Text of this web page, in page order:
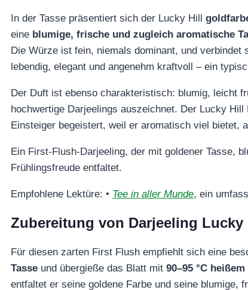
In der Tasse präsentiert sich der Lucky Hill
eine blumige, frische und zugleich aromatische
Die Würze ist fein, niemals dominant, und
lebendig, elegant und angenehm kraftvoll – ein
Der Duft ist ebenso charakteristisch: blumig, leicht
hochwertige Darjeelings auszeichnet. Der Lucky
Einsteiger begeistert, weil er aromatisch viel bietet,
Ein First‑Flush‑Darjeeling, der mit goldener Tasse,
Frühlingsfreude entfaltet.
Empfohlene Lektüre: • Tee in aller Munde, ein
Zubereitung von Darjeeling Lucky
Für diesen zarten First Flush empfiehlt sich eine
Tasse und übergieße das Blatt mit 90–95 °C
entfaltet er seine goldene Farbe und seine blumige,